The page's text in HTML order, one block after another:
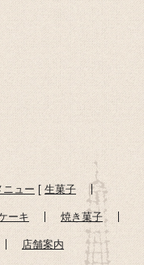
ニュー 生菓子
ーキ 焼き菓子
店舗案内